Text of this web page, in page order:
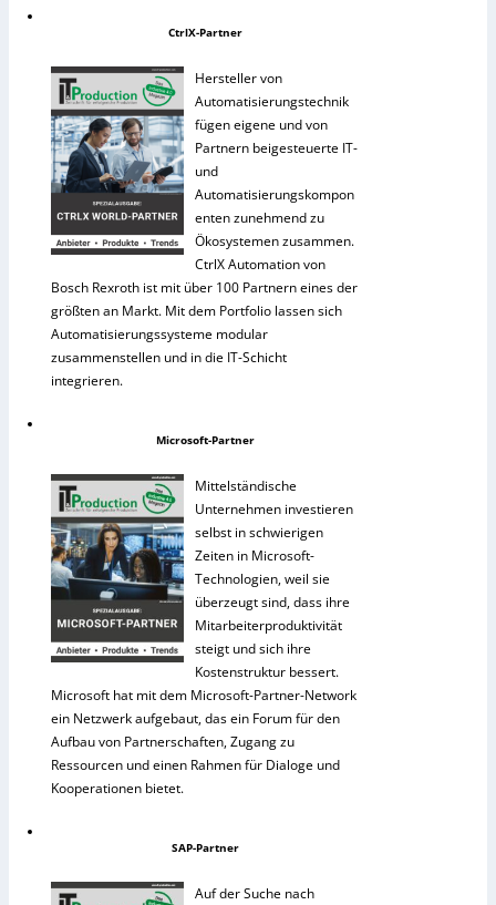
CtrlX-Partner
Hersteller von
Automatisierungstechnik
fügen eigene und von
Partnern beigesteuerte IT-
und
Automatisierungskompon
enten zunehmend zu
Ökosystemen zusammen.
CtrlX Automation von
Bosch Rexroth ist mit über 100 Partnern eines der
größten an Markt. Mit dem Portfolio lassen sich
Automatisierungssysteme modular
zusammenstellen und in die IT-Schicht
integrieren.
Microsoft-Partner
Mittelständische
Unternehmen investieren
selbst in schwierigen
Zeiten in Microsoft-
Technologien, weil sie
überzeugt sind, dass ihre
Mitarbeiterproduktivität
steigt und sich ihre
Kostenstruktur bessert.
Microsoft hat mit dem Microsoft-Partner-Network
ein Netzwerk aufgebaut, das ein Forum für den
Aufbau von Partnerschaften, Zugang zu
Ressourcen und einen Rahmen für Dialoge und
Kooperationen bietet.
SAP-Partner
Auf der Suche nach